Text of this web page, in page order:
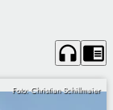
headphones chrome_reader_mode
Foto: Christian Schillmaier